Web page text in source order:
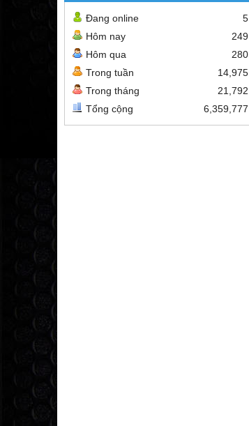
Đang online
5
Hôm nay
249
Hôm qua
280
Trong tuần
14,975
Trong tháng
21,792
Tổng cộng
6,359,777